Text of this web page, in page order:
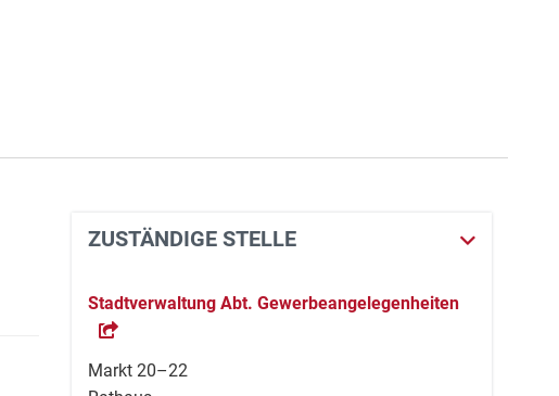
ZUSTÄNDIGE STELLE
Stadtverwaltung Abt. Gewerbeangelegenheiten
Markt 20–22